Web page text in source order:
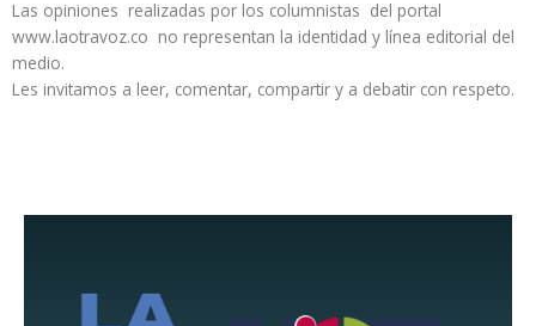
Las opiniones realizadas por los columnistas del portal
www.laotravoz.co no representan la identidad y línea editorial del
medio.
Les invitamos a leer, comentar, compartir y a debatir con respeto.